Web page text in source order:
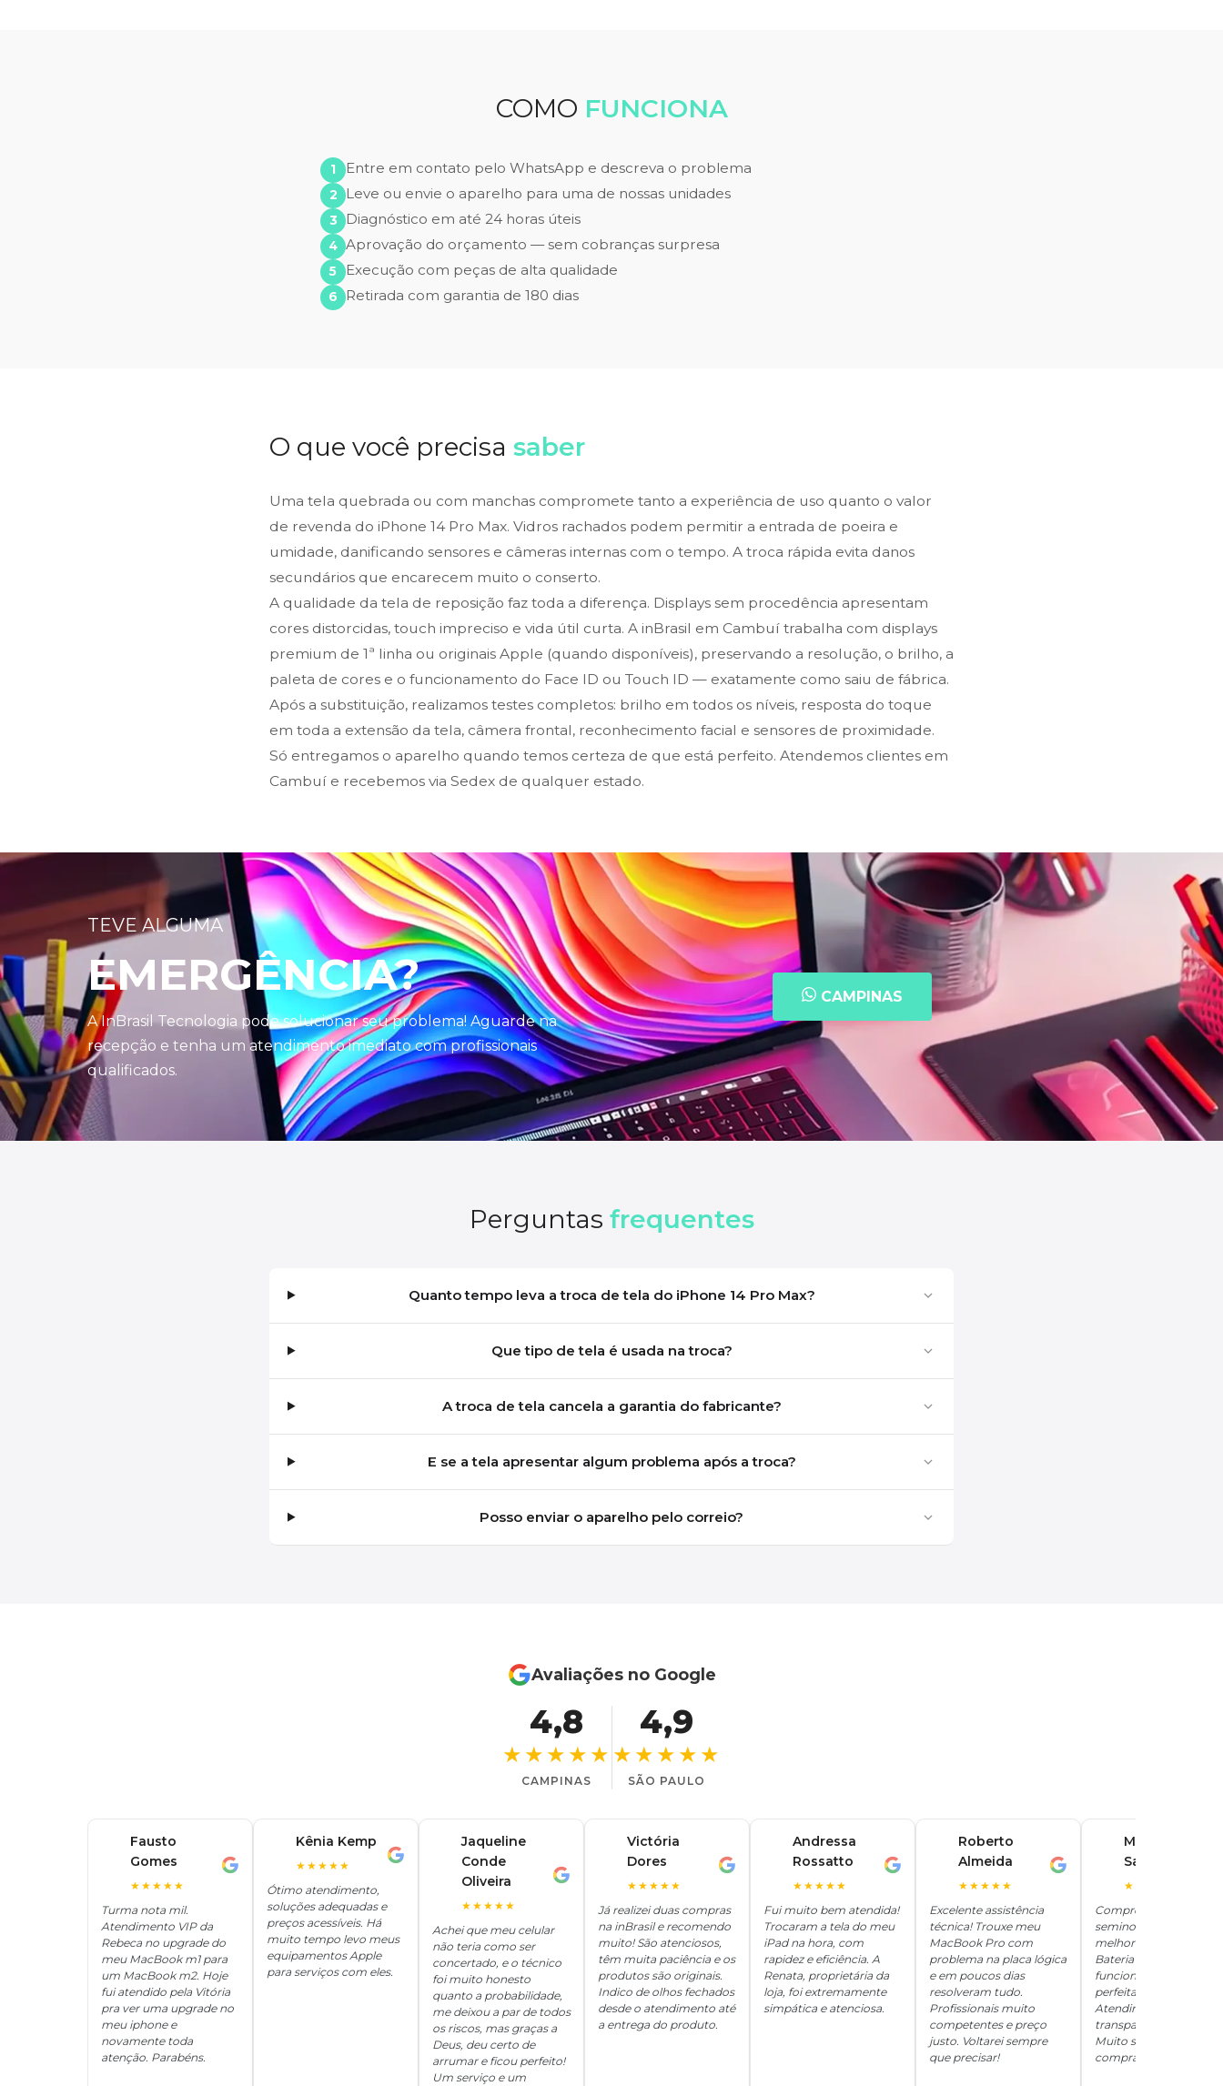
COMO FUNCIONA
Entre em contato pelo WhatsApp e descreva o problema
Leve ou envie o aparelho para uma de nossas unidades
Diagnóstico em até 24 horas úteis
Aprovação do orçamento — sem cobranças surpresa
Execução com peças de alta qualidade
Retirada com garantia de 180 dias
O que você precisa saber
Uma tela quebrada ou com manchas compromete tanto a experiência de uso quanto o valor
de revenda do iPhone 14 Pro Max. Vidros rachados podem permitir a entrada de poeira e
umidade, danificando sensores e câmeras internas com o tempo. A troca rápida evita danos
secundários que encarecem muito o conserto.
A qualidade da tela de reposição faz toda a diferença. Displays sem procedência apresentam
cores distorcidas, touch impreciso e vida útil curta. A inBrasil em Cambuí trabalha com displays
premium de 1ª linha ou originais Apple (quando disponíveis), preservando a resolução, o brilho, a
paleta de cores e o funcionamento do Face ID ou Touch ID — exatamente como saiu de fábrica.
Após a substituição, realizamos testes completos: brilho em todos os níveis, resposta do toque
em toda a extensão da tela, câmera frontal, reconhecimento facial e sensores de proximidade.
Só entregamos o aparelho quando temos certeza de que está perfeito. Atendemos clientes em
Cambuí e recebemos via Sedex de qualquer estado.
TEVE ALGUMA
EMERGÊNCIA?
A InBrasil Tecnologia pode solucionar seu problema! Aguarde na
recepção e tenha um atendimento imediato com profissionais
qualificados.
CAMPINAS
Perguntas frequentes
Quanto tempo leva a troca de tela do iPhone 14 Pro Max?
Que tipo de tela é usada na troca?
A troca de tela cancela a garantia do fabricante?
E se a tela apresentar algum problema após a troca?
Posso enviar o aparelho pelo correio?
Avaliações no Google
4,8
★★★★★
CAMPINAS
4,9
★★★★★
SÃO PAULO
Fausto
Gomes
★★★★★
Turma nota mil.
Atendimento VIP da
Rebeca no upgrade do
meu MacBook m1 para
um MacBook m2. Hoje
fui atendido pela Vitória
pra ver uma upgrade no
meu iphone e
novamente toda
atenção. Parabéns.
Kênia Kemp
★★★★★
Ótimo atendimento,
soluções adequadas e
preços acessíveis. Há
muito tempo levo meus
equipamentos Apple
para serviços com eles.
Jaqueline
Conde
Oliveira
★★★★★
Achei que meu celular
não teria como ser
concertado, e o técnico
foi muito honesto
quanto a probabilidade,
me deixou a par de todos
os riscos, mas graças a
Deus, deu certo de
arrumar e ficou perfeito!
Um serviço e um
Victória
Dores
★★★★★
Já realizei duas compras
na inBrasil e recomendo
muito! São atenciosos,
têm muita paciência e os
produtos são originais.
Indico de olhos fechados
desde o atendimento até
a entrega do produto.
Andressa
Rossatto
★★★★★
Fui muito bem atendida!
Trocaram a tela do meu
iPad na hora, com
rapidez e eficiência. A
Renata, proprietária da
loja, foi extremamente
simpática e atenciosa.
Roberto
Almeida
★★★★★
Excelente assistência
técnica! Trouxe meu
MacBook Pro com
problema na placa lógica
e em poucos dias
resolveram tudo.
Profissionais muito
competentes e preço
justo. Voltarei sempre
que precisar!
Marina
Santos
★★★★★
Comprei um iPhone
seminovo aqui e ficou
melhor que novo.
Bateria 100%, tudo
funcionando
perfeitamente.
Atendimento
transparente e
Muito satisfeita com a
compra!